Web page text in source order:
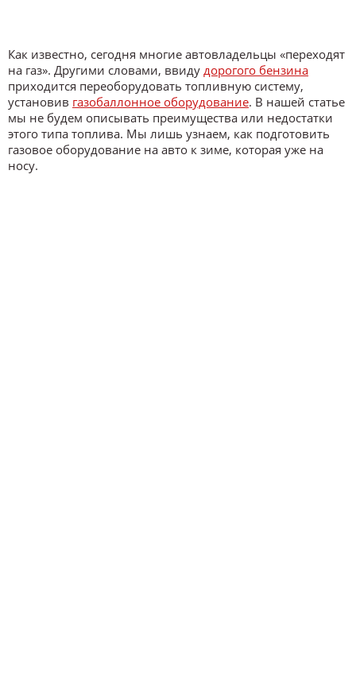
Как известно, сегодня многие автовладельцы «переходят
на газ». Другими словами, ввиду дорогого бензина
приходится переоборудовать топливную систему,
установив газобаллонное оборудование. В нашей статье
мы не будем описывать преимущества или недостатки
этого типа топлива. Мы лишь узнаем, как подготовить
газовое оборудование на авто к зиме, которая уже на
носу.